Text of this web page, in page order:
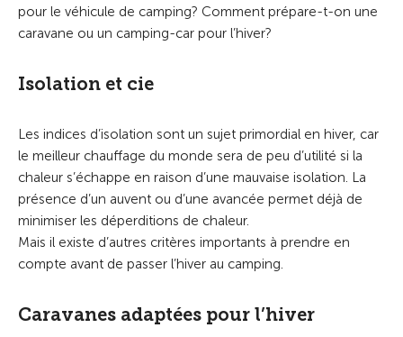
pour le véhicule de camping? Comment prépare-t-on une
caravane ou un camping-car pour l’hiver?
Isolation et cie
Les indices d’isolation sont un sujet primordial en hiver, car
le meilleur chauffage du monde sera de peu d’utilité si la
chaleur s’échappe en raison d’une mauvaise isolation. La
présence d’un auvent ou d’une avancée permet déjà de
minimiser les déperditions de chaleur.
Mais il existe d’autres critères importants à prendre en
compte avant de passer l’hiver au camping.
Caravanes adaptées pour l’hiver